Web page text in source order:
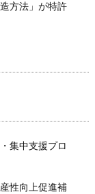
方法」が特許
集中支援プロ
性向上促進補